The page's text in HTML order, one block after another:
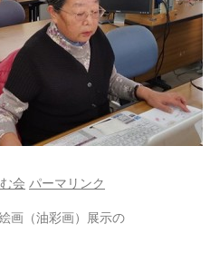
会 パーマリンク
（油彩画）展示の